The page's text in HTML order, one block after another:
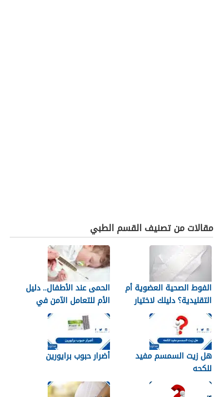
مقالات من تصنيف القسم الطبي
الفوط الصحية العضوية أم
التقليدية؟ دليلك لاختيار
النوع الأنسب لبشرتك
الحمى عند الأطفال.. دليل
الأم للتعامل الآمن في
المنزل
هل زيت السمسم مفيد
للكحه
أضرار حبوب برايورين